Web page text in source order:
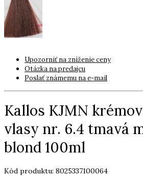
Upozorniť na zníženie ceny
Otázka na predajcu
Poslať známemu na e-mail
Kallos KJMN
vlasy nr. 6.4 tmavá
blond 100ml
Kód produktu: 8025337100064